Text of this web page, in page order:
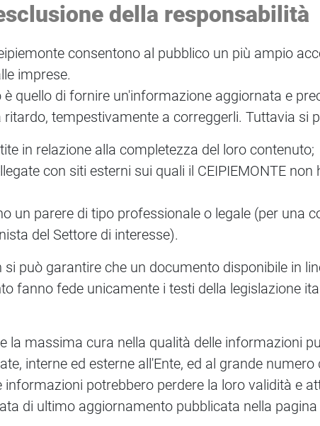
della responsabilità
consentono al pubblico un più ampio
imprese.
è quello di fornire un'informazione aggiornata e
tempestivamente a correggerli. Tuttavia si
in relazione alla completezza del loro contenuto;
con siti esterni sui quali il CEIPIEMONTE
un parere di tipo professionale o legale (per una
del Settore di interesse).
si può garantire che un documento disponibile in
fanno fede unicamente i testi della legislazione
la massima cura nella qualità delle informazioni
interne ed esterne all'Ente, ed al grande
informazioni potrebbero perdere la loro validità e
di ultimo aggiornamento pubblicata nella